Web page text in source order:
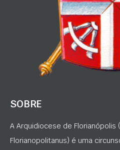
SOBRE
A Arquidiocese de Florianópolis
Florianopolitanus) é uma